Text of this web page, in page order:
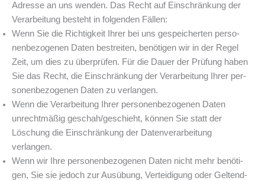
Adres­se an uns wen­den. Das Recht auf Ein­schrän­kung der
Ver­ar­bei­tung besteht in fol­gen­den Fällen:
Wenn Sie die Rich­tig­keit Ihrer bei uns gespei­cher­ten per­so­
nen­be­zo­ge­nen Daten bestrei­ten, benö­ti­gen wir in der Regel
Zeit, um dies zu über­prü­fen. Für die Dau­er der Prü­fung haben
Sie das Recht, die Ein­schrän­kung der Ver­ar­bei­tung Ihrer per­
so­nen­be­zo­ge­nen Daten zu verlangen.
Wenn die Ver­ar­bei­tung Ihrer per­so­nen­be­zo­ge­nen Daten
unrecht­mä­ßig geschah/geschieht, kön­nen Sie statt der
Löschung die Ein­schrän­kung der Daten­ver­ar­bei­tung
verlangen.
Wenn wir Ihre per­so­nen­be­zo­ge­nen Daten nicht mehr benö­ti­
gen, Sie sie jedoch zur Aus­übung, Ver­tei­di­gung oder Gel­tend­